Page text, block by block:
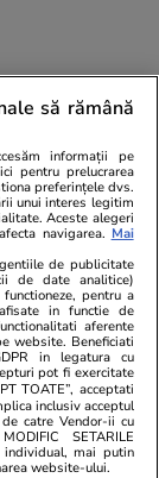
să rămână
informații pe
pentru prelucrarea
preferințele dvs.
unui interes legitim
Aceste alegeri
navigarea. Mai
de publicitate
de date analitice)
pentru a
in functie de
aferente
website. Beneficiati
in legatura cu
pot fi exercitate
TOATE”, acceptati
inclusiv acceptul
catre Vendor-ii cu
SETARILE
individual, mai putin
website-ului.